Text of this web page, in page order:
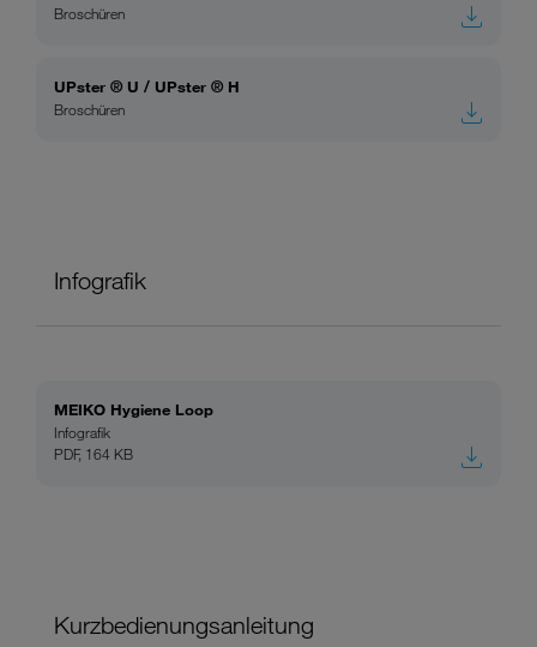
Broschüren
UPster ® U / UPster ® H
Broschüren
Infografik
MEIKO Hygiene Loop
Infografik
PDF, 164 KB
Kurzbedienungsanleitung